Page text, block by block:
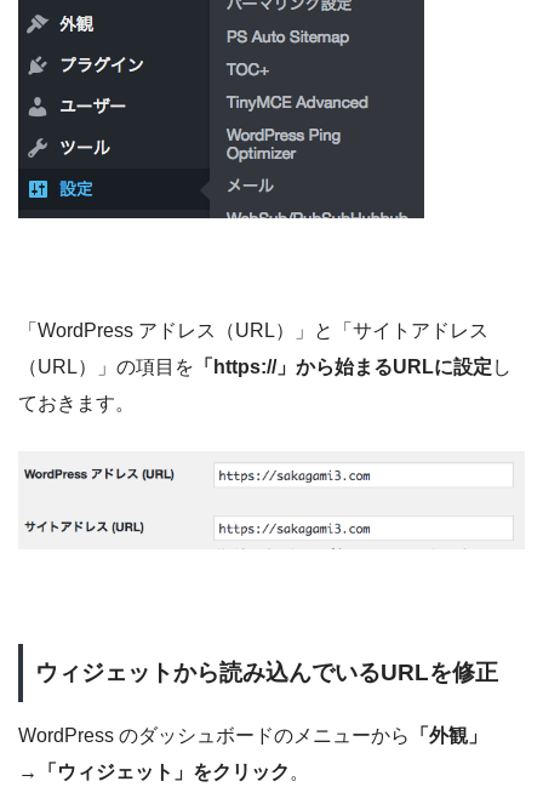
「WordPress アドレス（URL）」と「サイトアドレス
（URL）」の項目を 「https://」から始まるURLに設定 し
ておきます。
ウィジェットから読み込んでいるURLを修正
WordPress のダッシュボードのメニューから
「外観」
→「ウィジェット」をクリック。